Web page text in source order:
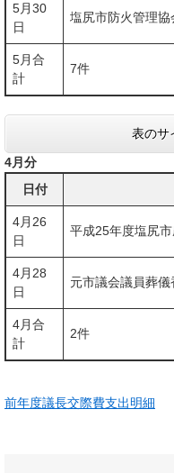
5月30
日
塩尻市防火管理
5月合
計
7件
表のサ
4月分
日付
4月26
日
平成25年度塩尻
4月28
日
元市議会議員葬儀
4月合
計
2件
前年度議長交際費支出明細